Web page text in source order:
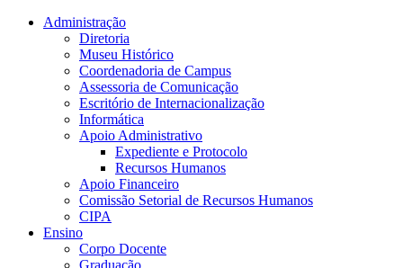
Conteúdo principal Menu principal
Administração
Diretoria
Museu Histórico
Coordenadoria de Campus
Assessoria de Comunicação
Escritório de Internacionalização
Informática
Apoio Administrativo
Expediente e Protocolo
Recursos Humanos
Apoio Financeiro
Comissão Setorial de Recursos Humanos
CIPA
Ensino
Corpo Docente
Graduação